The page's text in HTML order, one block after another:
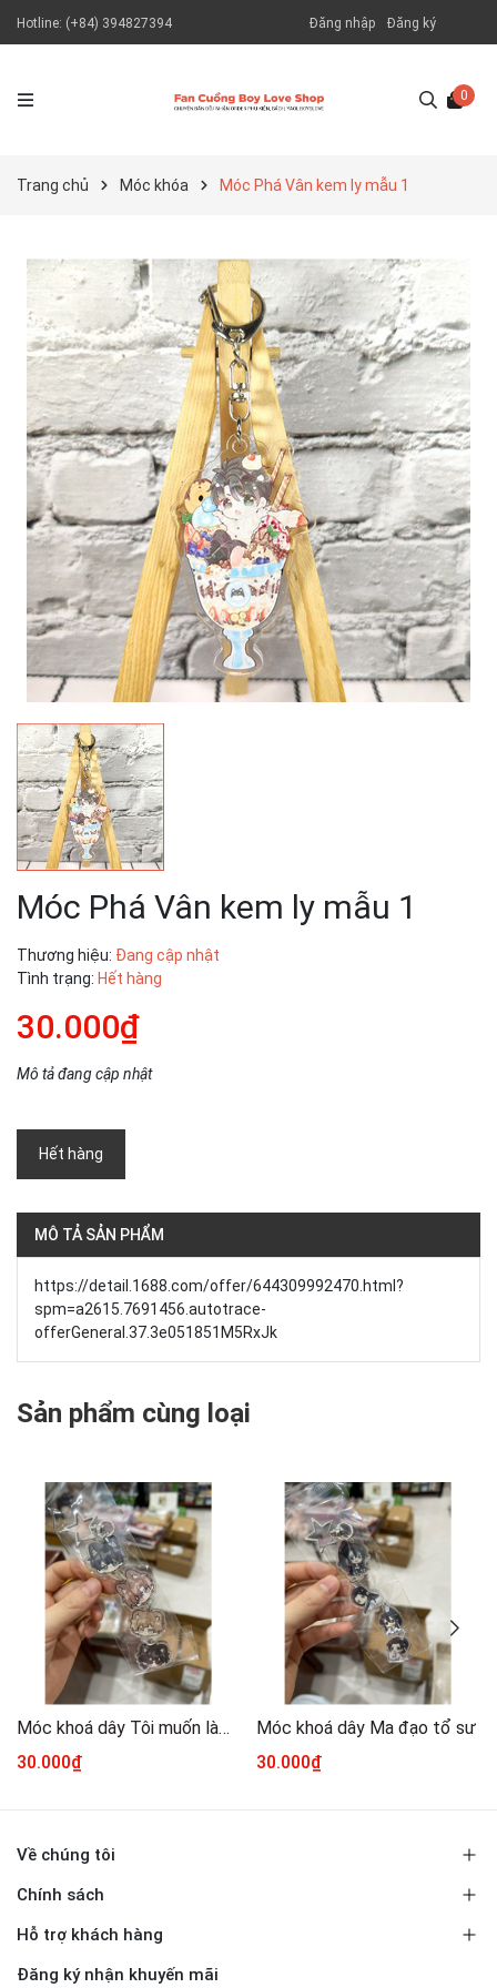
Hotline: (+84) 394827394 Đăng nhập Đăng ký
0
Trang chủ Móc khóa Móc Phá Vân kem ly mẫu 1
Móc Phá Vân kem ly mẫu 1
Thương hiệu: Đang cập nhật
Tình trạng: Hết hàng
30.000₫
Mô tả đang cập nhật
Hết hàng
MÔ TẢ SẢN PHẨM
https://detail.1688.com/offer/644309992470.html?
spm=a2615.7691456.autotrace-
offerGeneral.37.3e051851M5RxJk
Sản phẩm cùng loại
Móc khoá dây Tôi muốn làm một kẻ đại xấu xa
30.000₫
Móc khoá dây Ma đạo tổ sư
30.000₫
Về chúng tôi
Chính sách
Hỗ trợ khách hàng
Đăng ký nhận khuyến mãi